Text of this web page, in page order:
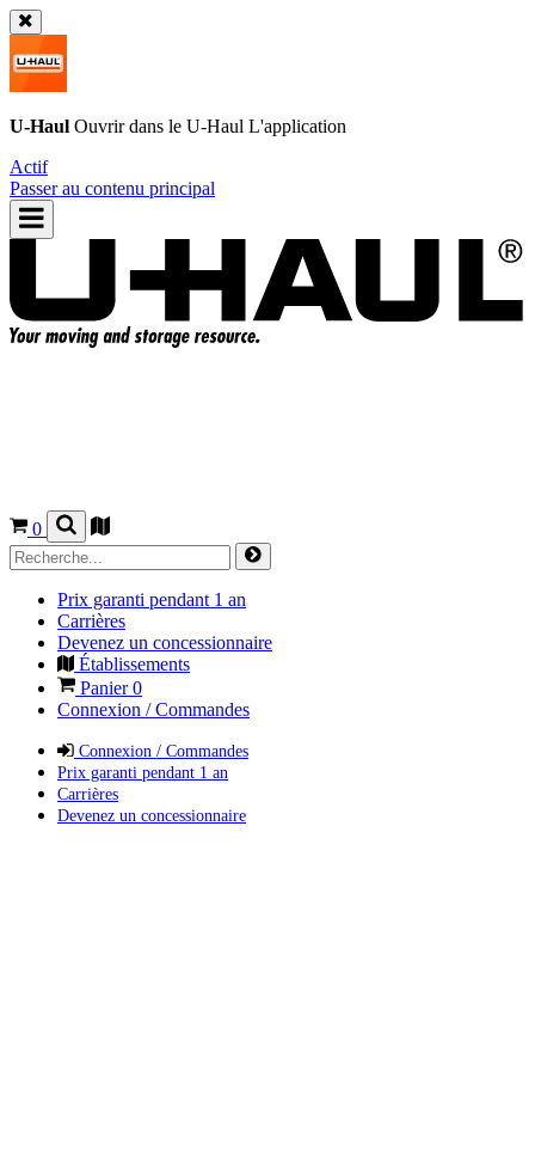
U-Haul Ouvrir dans le U-Haul L'application
Actif
Passer au contenu principal
0
Prix garanti pendant 1 an
Carrières
Devenez un concessionnaire
Établissements
Panier0
Connexion / Commandes
Connexion / Commandes
Prix garanti pendant 1 an
Carrières
Devenez un concessionnaire